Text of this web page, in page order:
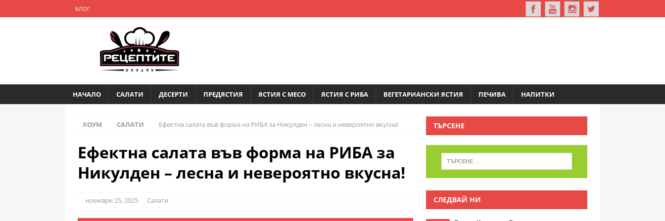
БЛОГ
НАЧАЛО САЛАТИ ДЕСЕРТИ ПРЕДЯСТИЯ ЯСТИЯ С МЕСО ЯСТИЯ С РИБА ВЕГЕТАРИАНСКИ ЯСТИЯ ПЕЧИВА НАПИТКИ
ХОУМ САЛАТИ Ефектна салата във форма на РИБА за Никулден – лесна и невероятно вкусна!
Ефектна салата във форма на РИБА за
Никулден – лесна и невероятно вкусна!
ноември 25, 2025 Салати
ТЪРСЕНЕ
СЛЕДВАЙ НИ